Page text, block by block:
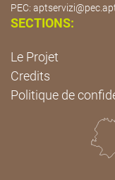
PEC:
SECTIONS:
Le Projet
Credits
Politique de